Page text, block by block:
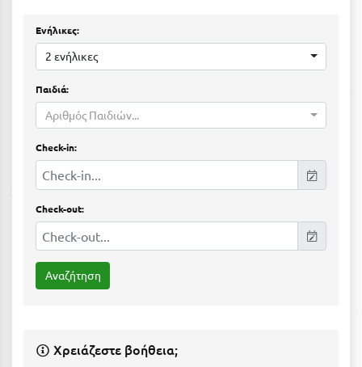
Ηλεία
Θάσος
Θεσσαλονίκη
Ιεράπετρα
Ιθάκη
Ενήλικες:
2 ενήλικες
Παιδιά:
Αριθμός Παιδιών...
Check-in:
Check-out:
Χρειάζεστε βοήθεια;